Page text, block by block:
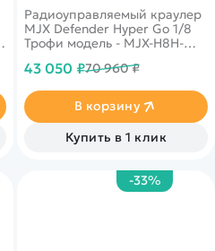
MJX-H8H-BLUE
Радиоуправляемый краулер
MJX Defender Hyper Go 1/8
Трофи модель - MJX-H8H-
компании MJX R/C с
кузовом Defender, который
имеет стильный ярко
оранжевый и голубым цвет
масштаба 1/8,
Рейдов. Комплектация без
АКБ и зарядного устройства
43 050 ₽70 960 ₽
В корзину
Купить в 1 клик
-33%